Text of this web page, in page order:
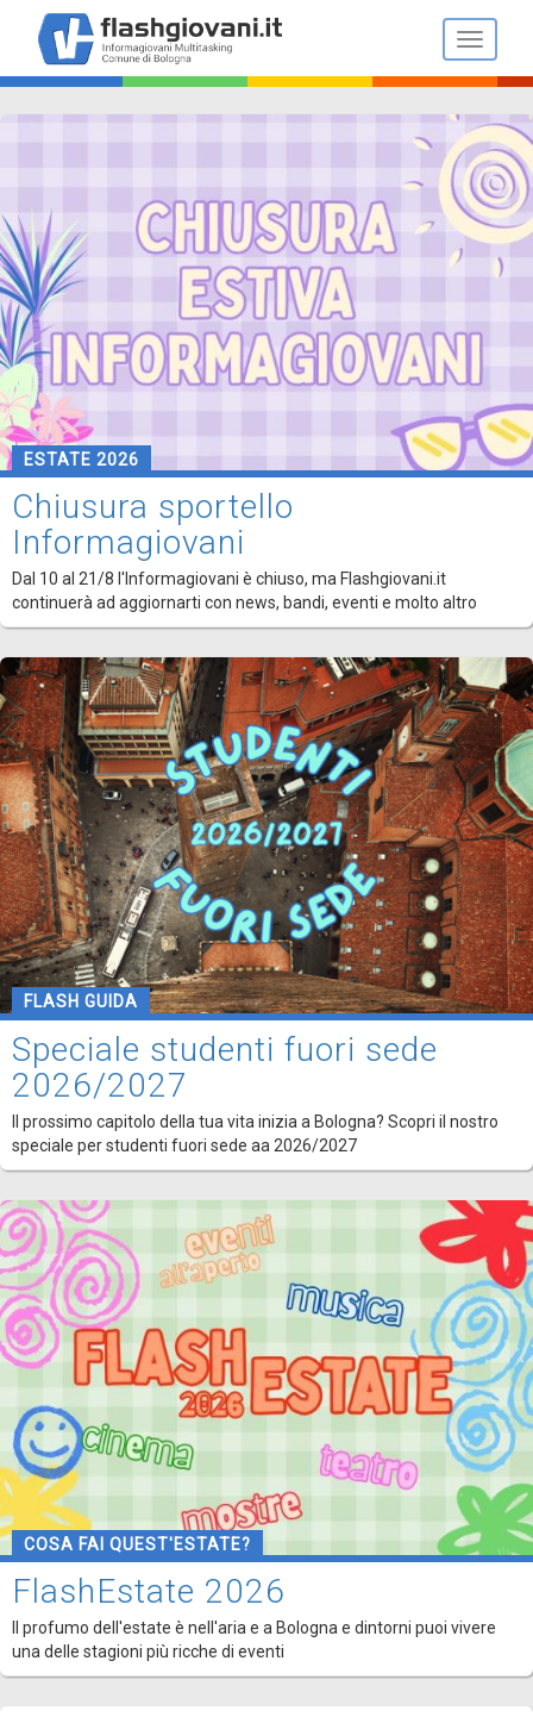
contenuto
principale
Toggle
ESTATE 2026
Chiusura sportello
Informagiovani
Dal 10 al 21/8 l'Informagiovani è chiuso, ma Flashgiovani.it
continuerà ad aggiornarti con news, bandi, eventi e molto altro
FLASH GUIDA
Speciale studenti fuori sede
2026/2027
Il prossimo capitolo della tua vita inizia a Bologna? Scopri il nostro
speciale per studenti fuori sede aa 2026/2027
COSA FAI QUEST'ESTATE?
FlashEstate 2026
Il profumo dell'estate è nell'aria e a Bologna e dintorni puoi vivere
una delle stagioni più ricche di eventi